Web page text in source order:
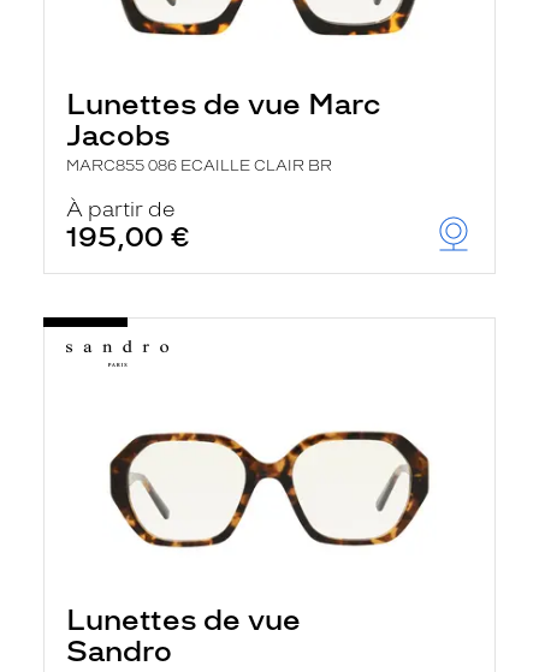
Lunettes de vue Marc
Jacobs
MARC855 086 ECAILLE CLAIR BR
À partir de
195,00 €
Lunettes de vue
Sandro